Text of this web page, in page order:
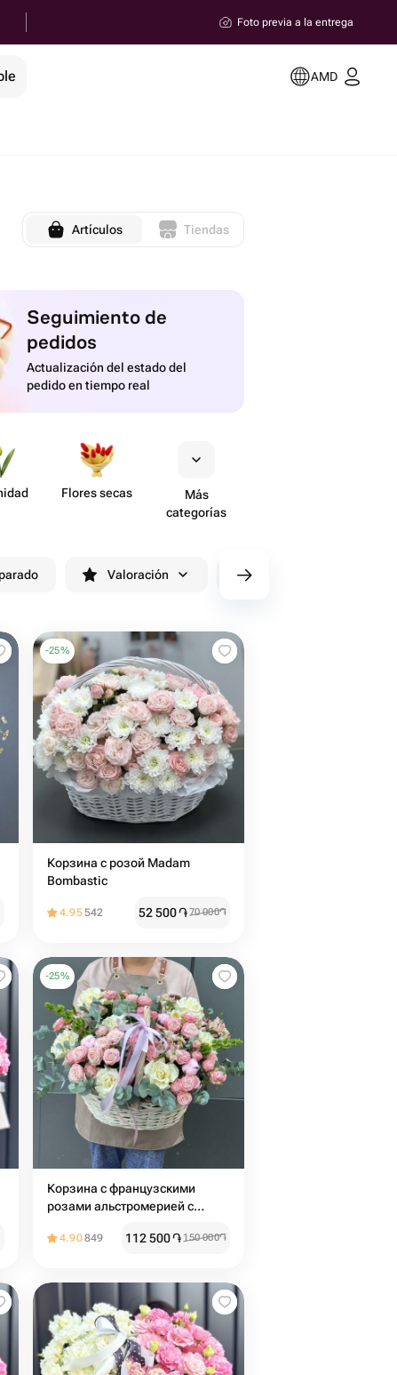
Foto previa a la entrega
AMD
Artículos Tiendas
Seguimiento de
pedidos
Actualización del estado del
pedido en tiempo real
Flores secas
Más
categorías
Valoración cv/filters/name_fast_delivery
-25%
Корзина с розой Madam
Bombastic
4.95542 52 500֏70 000֏
-25%
Корзина с французскими
розами альстромерией с
розами с эвкалиптом
4.90849 112 500֏ 150 000֏